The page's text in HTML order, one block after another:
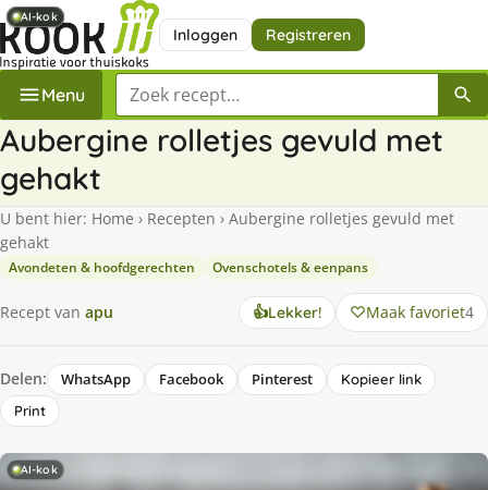
Inloggen Registreren
Menu Zoek een recept
Aubergine rolletjes gevuld met
gehakt
U bent hier: Home › Recepten › Aubergine rolletjes gevuld met
gehakt
Avondeten & hoofdgerechten Ovenschotels & eenpans
Recept van apu 👍Lekker! Maak favoriet4
Delen: WhatsApp Facebook Pinterest
Kopieer link
Print
AI-kok
AI-kok
AI-kok
AI-kok